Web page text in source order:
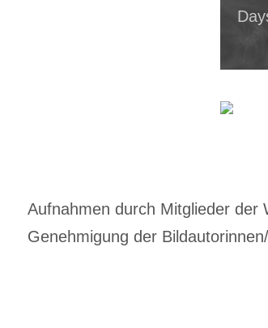
Aufnahmen durch Mitglieder der
Genehmigung der